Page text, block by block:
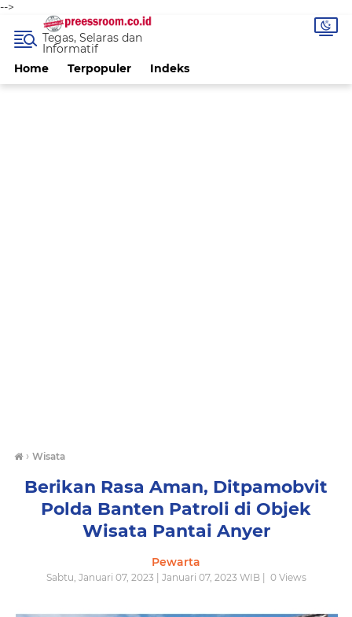
-->
Home Terpopuler Indeks
Tegas, Selaras dan
Informatif
› Wisata
Berikan Rasa Aman, Ditpamobvit
Polda Banten Patroli di Objek
Wisata Pantai Anyer
Pewarta
Sabtu, Januari 07, 2023 | Januari 07, 2023 WIB | 0Views